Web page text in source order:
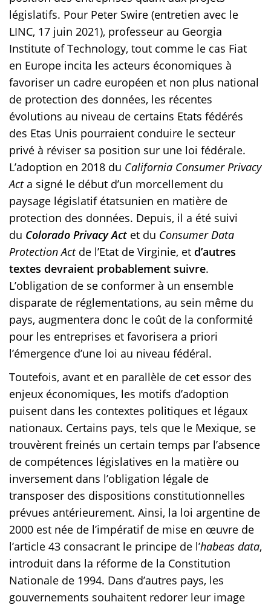
législatifs. Pour Peter Swire (entretien avec le
LINC, 17 juin 2021), professeur au Georgia
Institute of Technology, tout comme le cas Fiat
en Europe incita les acteurs économiques à
favoriser un cadre européen et non plus national
de protection des données, les récentes
évolutions au niveau de certains Etats fédérés
des Etas Unis pourraient conduire le secteur
privé à réviser sa position sur une loi fédérale.
L’adoption en 2018 du California Consumer Privacy
Acta signé le début d’un morcellement du
paysage législatif étatsunien en matière de
protection des données. Depuis, il a été suivi
du Colorado Privacy Act et du Consumer Data
Protection Actde l’Etat de Virginie, et d’autres
textes devraient probablement suivre.
L’obligation de se conformer à un ensemble
disparate de réglementations, au sein même du
pays, augmentera donc le coût de la conformité
pour les entreprises et favorisera a priori
l’émergence d’une loi au niveau fédéral.
Toutefois, avant et en parallèle de cet essor des
enjeux économiques, les motifs d’adoption
puisent dans les contextes politiques et légaux
nationaux. Certains pays, tels que le Mexique, se
trouvèrent freinés un certain temps par l’absence
de compétences législatives en la matière ou
inversement dans l’obligation légale de
transposer des dispositions constitutionnelles
prévues antérieurement. Ainsi, la loi argentine de
2000 est née de l’impératif de mise en œuvre de
l’article 43 consacrant le principe de l’habeas data,
introduit dans la réforme de la Constitution
Nationale de 1994. Dans d’autres pays, les
gouvernements souhaitent redorer leur image